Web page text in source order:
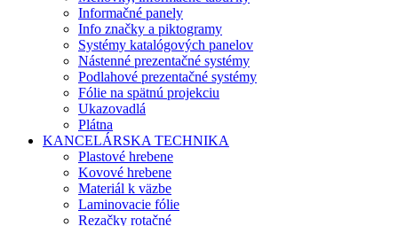
Informačné panely
Info značky a piktogramy
Systémy katalógových panelov
Nástenné prezentačné systémy
Podlahové prezentačné systémy
Fólie na spätnú projekciu
Ukazovadlá
Plátna
KANCELÁRSKA TECHNIKA
Plastové hrebene
Kovové hrebene
Materiál k väzbe
Laminovacie fólie
Rezačky rotačné